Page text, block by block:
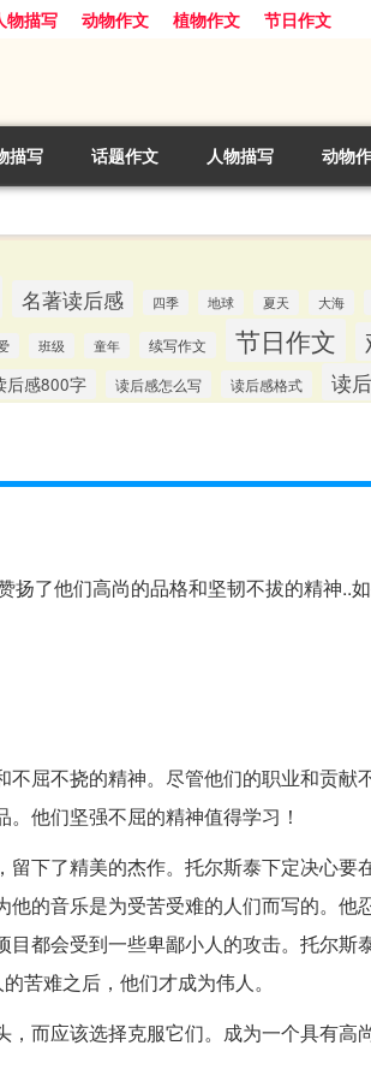
物描写 动物作文 植物作文 节日作文
描写 话题作文 人物描写 动物
名著读后感 四季 地球 夏天 大海
班级 童年 续写作文 节日作文
后感800字 读后感怎么写 读后感格式 读
了他们高尚的品格和坚韧不拔的精神..
屈不挠的精神。尽管他们的职业和贡献
他们坚强不屈的精神值得学习！
下了精美的杰作。托尔斯泰下定决心要
的音乐是为受苦受难的人们而写的。他
都会受到一些卑鄙小人的攻击。托尔斯
苦难之后，他们才成为伟人。
而应该选择克服它们。成为一个具有高